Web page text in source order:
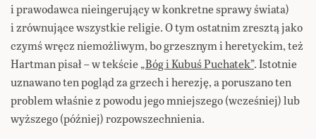
i prawodawca nieingerujący w konkretne sprawy świata)
i zrównujące wszystkie religie. O tym ostatnim zresztą jako
czymś wręcz niemożliwym, bo grzesznym i heretyckim, też
Hartman pisał – w tekście„Bóg i Kubuś Puchatek”. Istotnie
uznawano ten pogląd za grzech i herezję, a poruszano ten
problem właśnie z powodu jego mniejszego (wcześniej) lub
wyższego (później) rozpowszechnienia.